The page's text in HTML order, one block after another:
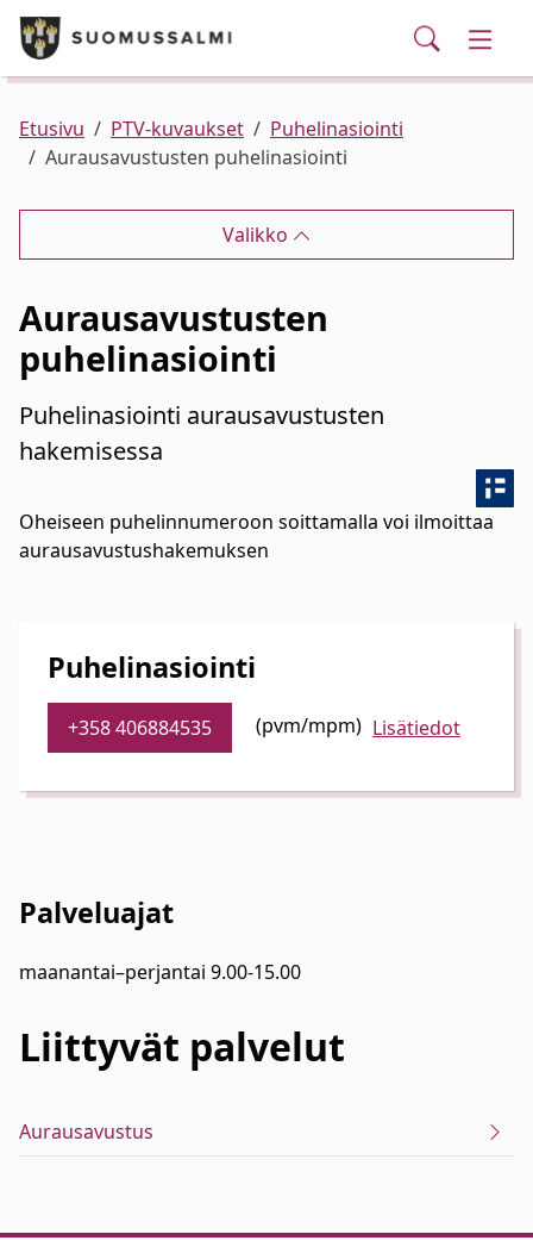
Siirry pääsisältöön
Puhelinluettelo/yhteystiedot
Palvelut
Ajankohtaista
Verkkokauppa
Haku
Kunta ja hallinto
Asuminen ja ympäristö
Elinvoima
Kulttuuri, vapaa-aika ja nuoret
Etusivu PTV-kuvaukset
Puhelinasiointi
Aurausavustusten puhelinasiointi
Valikko
Aurausavustusten
puhelinasiointi
Puhelinasiointi aurausavustusten
hakemisessa
Oheiseen puhelinnumeroon soittamalla voi ilmoittaa
aurausavustushakemuksen
Puhelinasiointi
+358 406884535 (pvm/mpm) Lisätiedot
Palveluajat
maanantai–perjantai 9.00-15.00
Liittyvät palvelut
Aurausavustus